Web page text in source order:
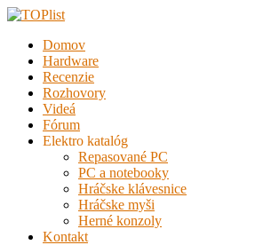
Domov
Hardware
Recenzie
Rozhovory
Videá
Fórum
Elektro katalóg
Repasované PC
PC a notebooky
Hráčske klávesnice
Hráčske myši
Herné konzoly
Kontakt